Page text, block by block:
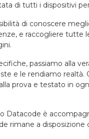
di tutti i dispositivi
di conoscere
e raccogliere tutte
passiamo alla
e le rendiamo realtà.
prova e testato in
Datacode è
rimane a